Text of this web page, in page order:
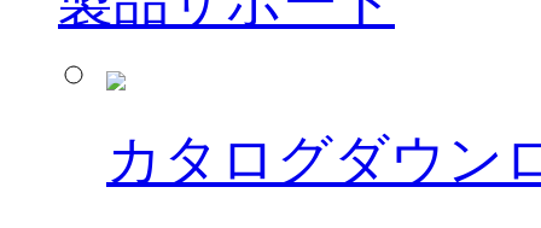
カタログダウン